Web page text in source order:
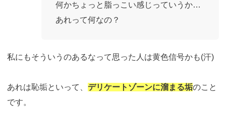
何かちょっと脂っこい感じっていうか…
あれって何なの？
私にもそういうのあるなって思った人は黄色信号かも(汗)
あれは恥垢といって、 デリケートゾーンに溜まる垢のこと
です。